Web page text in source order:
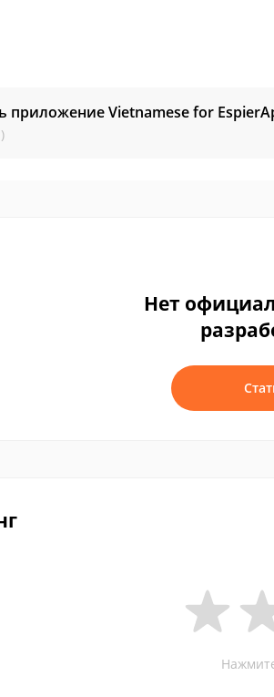
приложение Vietnamese for
Нет